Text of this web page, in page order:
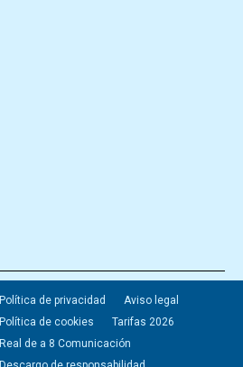
Política de privacidad
Aviso legal
Política de cookies
Tarifas 2026
Real de a 8 Comunicación